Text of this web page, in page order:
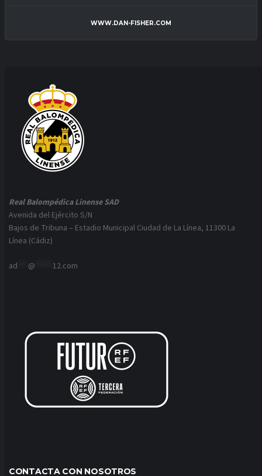
WWW.DAN-FISHER.COM
Real Balompédica Linense SAD
Avenida del Ejército S/N
Bajos de Tribuna – Estadio Municipal Ciudad de La Línea, 11300 La
Línea (Cádiz)
ad @ 12.com
CONTACTA CON NOSOTROS